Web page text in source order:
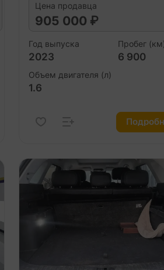
Цена продавца
905 000 ₽
Год выпуска
2023
Пробег
6 900
Объем двигателя (л)
1.6